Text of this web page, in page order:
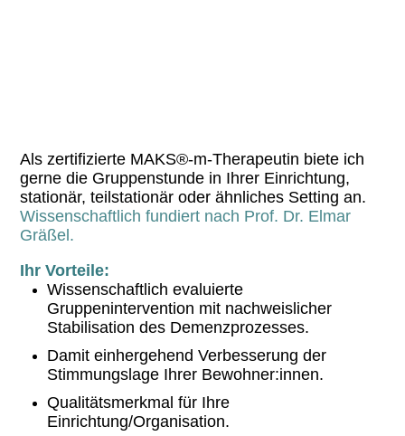
Als zertifizierte MAKS®-m-Therapeutin biete ich
gerne die Gruppenstunde in Ihrer Einrichtung,
stationär, teilstationär oder ähnliches Setting an.
Wissenschaftlich fundiert nach Prof. Dr. Elmar
Gräßel.
Ihr Vorteile:
Wissenschaftlich evaluierte
Gruppenintervention mit nachweislicher
Stabilisation des Demenzprozesses.
Damit einhergehend Verbesserung der
Stimmungslage Ihrer Bewohner:innen.
Qualitätsmerkmal für Ihre
Einrichtung/Organisation.